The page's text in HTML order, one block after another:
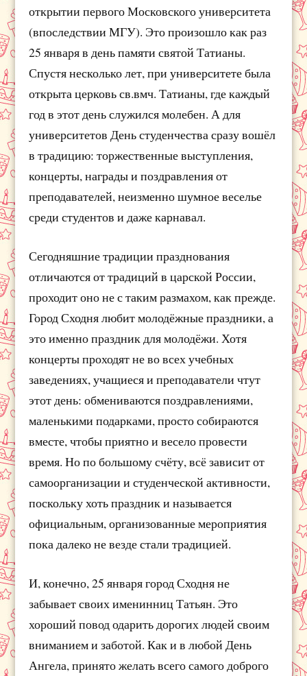
открытии первого Московского университета
(впоследствии МГУ). Это произошло как раз
25 января в день памяти святой Татианы.
Спустя несколько лет, при университете была
открыта церковь св.вмч. Татианы, где каждый
год в этот день служился молебен. А для
университетов День студенчества сразу вошёл
в традицию: торжественные выступления,
концерты, награды и поздравления от
преподавателей, неизменно шумное веселье
среди студентов и даже карнавал.
Сегодняшние традиции празднования
отличаются от традиций в царской России,
проходит оно не с таким размахом, как прежде.
Город Сходня любит молодёжные праздники, а
это именно праздник для молодёжи. Хотя
концерты проходят не во всех учебных
заведениях, учащиеся и преподаватели чтут
этот день: обмениваются поздравлениями,
маленькими подарками, просто собираются
вместе, чтобы приятно и весело провести
время. Но по большому счёту, всё зависит от
самоорганизации и студенческой активности,
поскольку хоть праздник и называется
официальным, организованные мероприятия
пока далеко не везде стали традицией.
И, конечно, 25 января город Сходня не
забывает своих именинниц Татьян. Это
хороший повод одарить дорогих людей своим
вниманием и заботой. Как и в любой День
Ангела, принято желать всего самого доброго